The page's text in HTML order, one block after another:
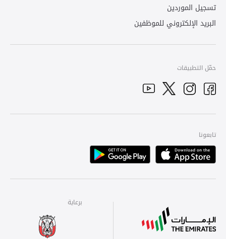
تسجيل الموردين
البريد الإلكتروني للموظفين
حمّل التطبيقات
Facebook
Instagram
Twitter
YouTube
تابعونا
Apple
Playstore
برعاية
برعاية